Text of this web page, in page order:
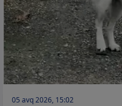
05 avq 2026, 15:02